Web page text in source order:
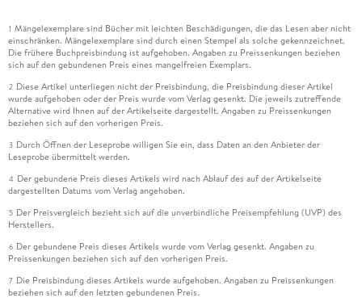
1 Mängelexemplare sind Bücher mit leichten Beschädigungen, die das Lesen aber nicht
einschränken. Mängelexemplare sind durch einen Stempel als solche gekennzeichnet.
Die frühere Buchpreisbindung ist aufgehoben. Angaben zu Preissenkungen beziehen
sich auf den gebundenen Preis eines mangelfreien Exemplars.
2 Diese Artikel unterliegen nicht der Preisbindung, die Preisbindung dieser Artikel
wurde aufgehoben oder der Preis wurde vom Verlag gesenkt. Die jeweils zutreffende
Alternative wird Ihnen auf der Artikelseite dargestellt. Angaben zu Preissenkungen
beziehen sich auf den vorherigen Preis.
3 Durch Öffnen der Leseprobe willigen Sie ein, dass Daten an den Anbieter der
Leseprobe übermittelt werden.
4 Der gebundene Preis dieses Artikels wird nach Ablauf des auf der Artikelseite
dargestellten Datums vom Verlag angehoben.
5 Der Preisvergleich bezieht sich auf die unverbindliche Preisempfehlung (UVP) des
Herstellers.
6 Der gebundene Preis dieses Artikels wurde vom Verlag gesenkt. Angaben zu
Preissenkungen beziehen sich auf den vorherigen Preis.
7 Die Preisbindung dieses Artikels wurde aufgehoben. Angaben zu Preissenkungen
beziehen sich auf den letzten gebundenen Preis.